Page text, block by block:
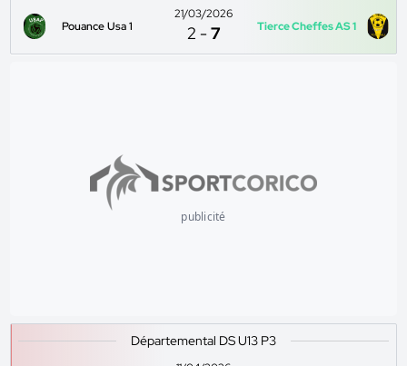
Pouance Usa 1
21/03/2026
2 -7 Tierce Cheffes AS 1
publicité
Départemental DS U13 P3